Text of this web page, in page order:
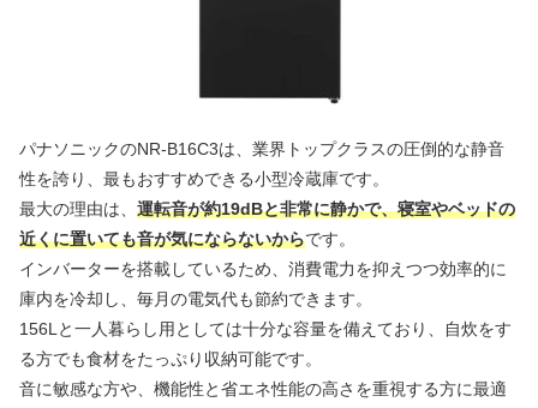
パナソニックのNR-B16C3は、業界トップクラスの圧倒的な静音
性を誇り、最もおすすめできる小型冷蔵庫です。
最大の理由は、 運転音が約19dBと非常に静かで、寝室やベッドの
近くに置いても音が気にならないからです。
インバーターを搭載しているため、消費電力を抑えつつ効率的に
庫内を冷却し、毎月の電気代も節約できます。
156Lと一人暮らし用としては十分な容量を備えており、自炊をす
る方でも食材をたっぷり収納可能です。
音に敏感な方や、機能性と省エネ性能の高さを重視する方に最適